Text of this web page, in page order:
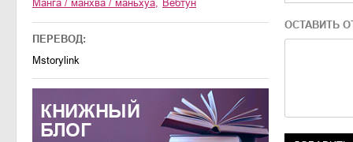
манга / манхва / маньхуа, вебтун
ПЕРЕВОД:
Mstorylink
КНИЖНЫЙ
БЛОГ
ОСТАВИТЬ